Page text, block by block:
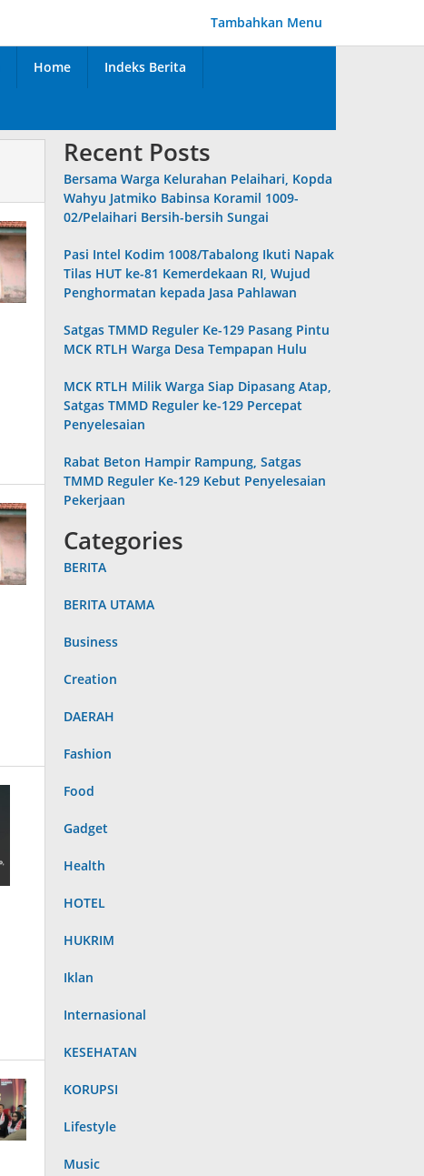
Tambahkan Menu
Home Indeks Berita
Recent Posts
Bersama Warga Kelurahan Pelaihari, Kopda
Wahyu Jatmiko Babinsa Koramil 1009-
02/Pelaihari Bersih-bersih Sungai
Pasi Intel Kodim 1008/Tabalong Ikuti Napak
Tilas HUT ke-81 Kemerdekaan RI, Wujud
Penghormatan kepada Jasa Pahlawan
Satgas TMMD Reguler Ke-129 Pasang Pintu
MCK RTLH Warga Desa Tempapan Hulu
MCK RTLH Milik Warga Siap Dipasang Atap,
Satgas TMMD Reguler ke-129 Percepat
Penyelesaian
Rabat Beton Hampir Rampung, Satgas
TMMD Reguler Ke-129 Kebut Penyelesaian
Pekerjaan
Categories
BERITA
BERITA UTAMA
Business
Creation
DAERAH
Fashion
Food
Gadget
Health
HOTEL
HUKRIM
Iklan
Internasional
KESEHATAN
KORUPSI
Lifestyle
Music